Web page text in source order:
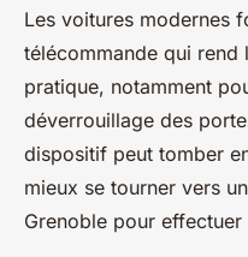
Serrurier
Grenoble :
de la
voiture
Kenzo• 12 juillet 2024• 3
Les voitures modernes
télécommande qui rend
pratique, notamment
déverrouillage des
dispositif peut tomber
mieux se tourner vers
Grenoble pour